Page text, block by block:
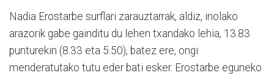
Nadia Erostarbe surflari zarauztarrak, aldiz, inolako
arazorik gabe gainditu du lehen txandako lehia, 13.83
punturekin (8.33 eta 5.50), batez ere, ongi
menderatutako tutu eder bati esker. Erostarbe eguneko